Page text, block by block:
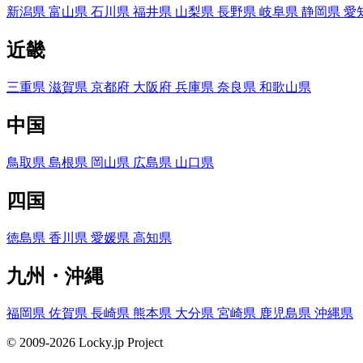
新潟県 富山県 石川県 福井県 山梨県 長野県 岐阜県 静岡県 愛
近畿
三重県 滋賀県 京都府 大阪府 兵庫県 奈良県 和歌山県
中国
鳥取県 島根県 岡山県 広島県 山口県
四国
徳島県 香川県 愛媛県 高知県
九州・沖縄
福岡県 佐賀県 長崎県 熊本県 大分県 宮崎県 鹿児島県 沖縄県
© 2009-2026 Locky.jp Project